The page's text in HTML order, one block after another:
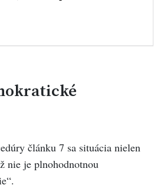
článku 7 sa situácia nielen
nie je plnohodnotnou